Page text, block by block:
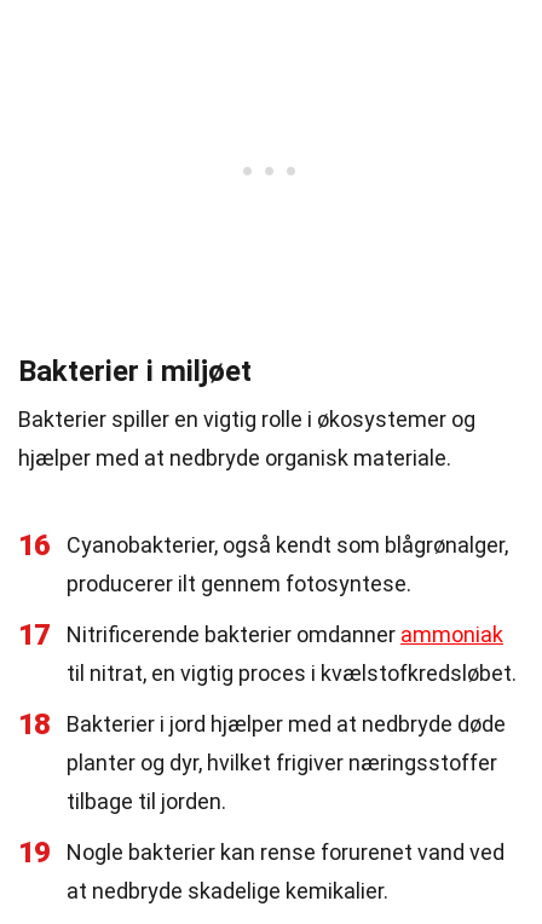
Bakterier i miljøet
Bakterier spiller en vigtig rolle i økosystemer og
hjælper med at nedbryde organisk materiale.
16
Cyanobakterier, også kendt som blågrønalger,
producerer ilt gennem fotosyntese.
17 Nitrificerende bakterier omdanner ammoniak
til nitrat, en vigtig proces i kvælstofkredsløbet.
18
Bakterier i jord hjælper med at nedbryde døde
planter og dyr, hvilket frigiver næringsstoffer
tilbage til jorden.
19
Nogle bakterier kan rense forurenet vand ved
at nedbryde skadelige kemikalier.